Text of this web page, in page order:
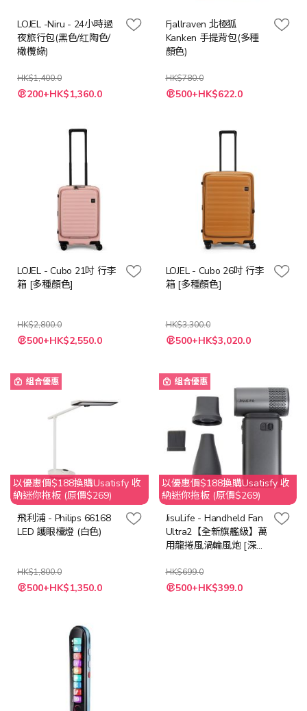
LOJEL -Niru - 24小時過
夜旅行包(黑色/红陶色/
橄欖綠)
HK$1,400.0
200+HK$1,360.0
Fjallraven 北極狐
Kanken 手提背包(多種
顏色)
HK$780.0
500+HK$622.0
LOJEL - Cubo 21吋 行李
箱 [多種顏色]
HK$2,800.0
500+HK$2,550.0
LOJEL - Cubo 26吋 行李
箱 [多種顏色]
HK$3,300.0
500+HK$3,020.0
組合優惠
以優惠價$188換購Usatisfy 收
納迷你拖板 (原價$269)
飛利浦 - Philips 66168
LED 護眼檯燈 (白色)
HK$1,800.0
特
殊 500+HK$1,350.0
組合優惠
以優惠價$188換購Usatisfy 收
納迷你拖板 (原價$269)
JisuLife - Handheld Fan
Ultra2【全新旗艦級】萬
用龍捲風渦輪風炮 [深灰
HK$699.0
500+HK$399.0